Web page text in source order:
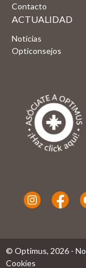
Contacto
ACTUALIDAD
Noticias
Opticonsejos
© Optimus, 2026 -
Cookies